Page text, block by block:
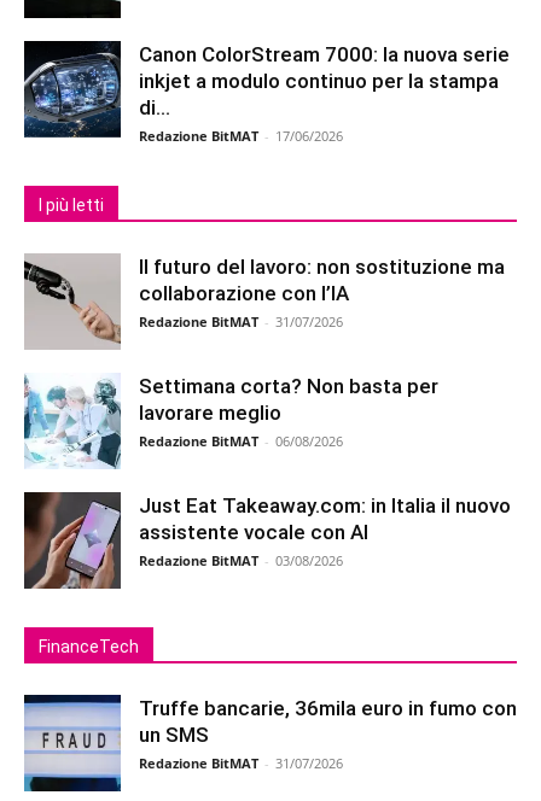
Canon ColorStream 7000: la nuova serie
inkjet a modulo continuo per la stampa
di...
Redazione BitMAT - 17/06/2026
I più letti
Il futuro del lavoro: non sostituzione ma
collaborazione con l’IA
Redazione BitMAT - 31/07/2026
Settimana corta? Non basta per
lavorare meglio
Redazione BitMAT - 06/08/2026
Just Eat Takeaway.com: in Italia il nuovo
assistente vocale con AI
Redazione BitMAT - 03/08/2026
FinanceTech
Truffe bancarie, 36mila euro in fumo con
un SMS
Redazione BitMAT - 31/07/2026